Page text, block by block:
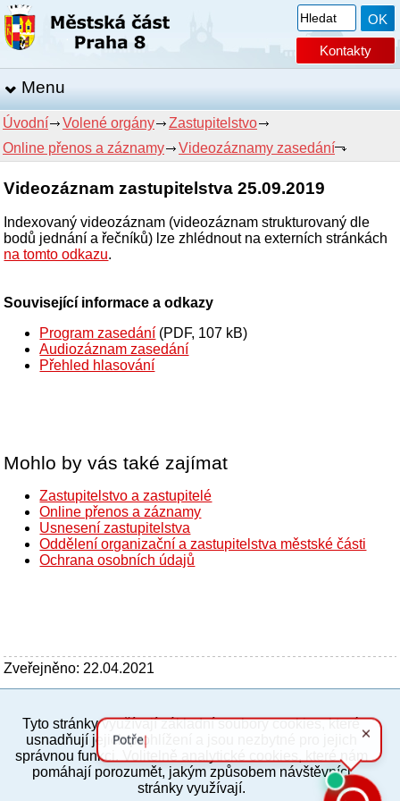
Kontakty
Menu
Úvodní Volené orgány
Zastupitelstvo
Online přenos a záznamy
Videozáznamy zasedání
Videozáznam zastupitelstva 25.09.2019
Indexovaný videozáznam (videozáznam strukturovaný dle
bodů jednání a řečníků) lze zhlédnout na externích stránkách
na tomto odkazu.
Související informace a odkazy
Program zasedání (PDF, 107 kB)
Audiozáznam zasedání
Přehled hlasování
Mohlo by vás také zajímat
Zastupitelstvo a zastupitelé
Online přenos a záznamy
Usnesení zastupitelstva
Oddělení organizační a zastupitelstva městské části
Ochrana osobních údajů
Zveřejněno: 22.04.2021
ENG
Povinné a praktické informace
Tyto stránky využívají základní soubory cookies, které
usnadňují jejich prohlížení a jsou nezbytné pro jejich
správnou funkci. Volitelně analytické cookies, které nám
pomáhají porozumět, jakým způsobem návštěvníci
stránky využívají.